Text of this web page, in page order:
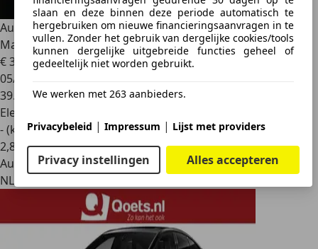
slaan en deze binnen deze periode automatisch te
hergebruiken om nieuwe financieringsaanvragen in te
vullen. Zonder het gebruik van dergelijke cookies/tools
kunnen dergelijke uitgebreide functies geheel of
gedeeltelijk niet worden gebruikt.
We werken met 263 aanbieders.
Privacybeleid | Impressum | Lijst met providers
Privacy instellingen Alles accepteren
Audi Q4 e-tron40 Advanced edition 77 kWh SOH 96,1 |
Matrix Led |
€ 34.9501
05/2023
39.335 km
Elektrisch
- (kWh/100 km)
2,8
Autobedrijf
NL 7905 SE